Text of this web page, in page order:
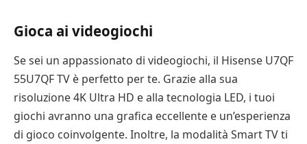
Gioca ai videogiochi
Se sei un appassionato di videogiochi, il Hisense U7QF
55U7QF TV è perfetto per te. Grazie alla sua
risoluzione 4K Ultra HD e alla tecnologia LED, i tuoi
giochi avranno una grafica eccellente e un’esperienza
di gioco coinvolgente. Inoltre, la modalità Smart TV ti